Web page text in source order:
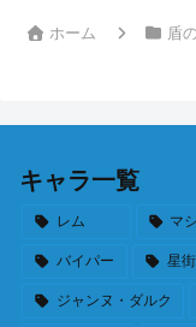
ホーム 盾
キャラ一覧
レム マ
バイパー 星
ジャンヌ・ダルク